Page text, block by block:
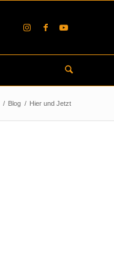
/ Blog / Hier und Jetzt